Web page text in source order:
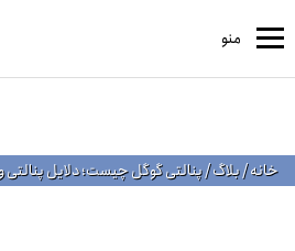
منو
خانه/بلاگ/پنالتی گوگل چیست؛ دلایل پنالتی